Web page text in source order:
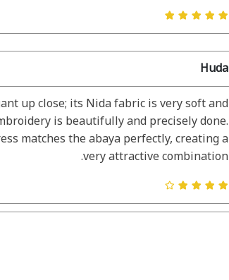
Huda
up close; its Nida fabric is very soft and
is beautifully and precisely done.
matches the abaya perfectly, creating a
very attractive combination.